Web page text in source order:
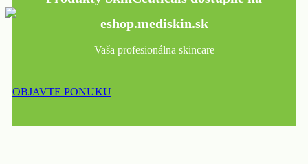
eshop.mediskin.sk
Vaša profesionálna skincare
OBJAVTE PONUKU